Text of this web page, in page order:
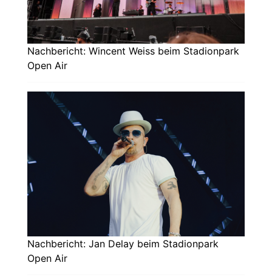
Nachbericht: Wincent Weiss beim Stadionpark
Open Air
Nachbericht: Jan Delay beim Stadionpark
Open Air